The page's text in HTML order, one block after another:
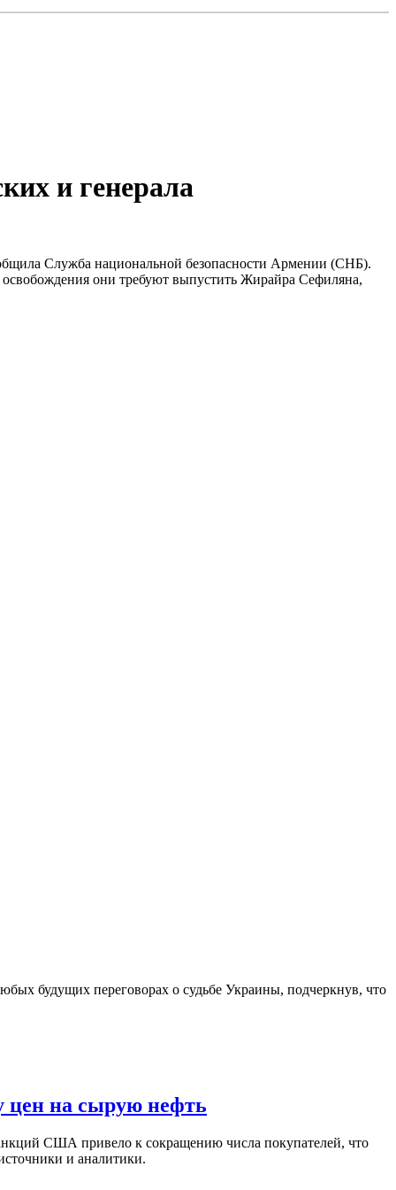
и генерала
Служба национальной безопасности Армении (СНБ).
они требуют выпустить Жирайра Сефиляна,
будущих переговорах о судьбе Украины, подчеркнув, что
цен на сырую нефть
США привело к сокращению числа покупателей, что
и аналитики.